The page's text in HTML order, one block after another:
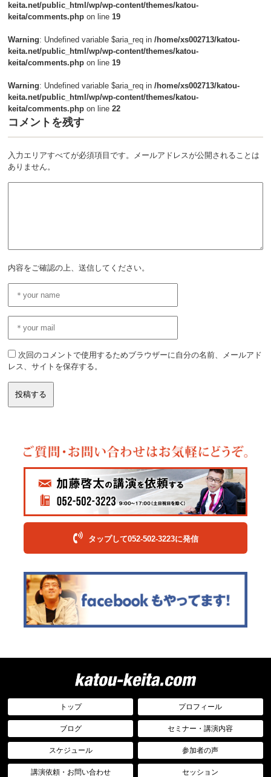
keita.net/public_html/wp/wp-content/themes/katou-
keita/comments.php on line19
Warning: Undefined variable $aria_req in/home/xs002713/katou-
keita.net/public_html/wp/wp-content/themes/katou-
keita/comments.php on line19
Warning: Undefined variable $aria_req in/home/xs002713/katou-
keita.net/public_html/wp/wp-content/themes/katou-
keita/comments.php on line22
コメントを残す
入力エリアすべてが必須項目です。メールアドレスが公開されることは
ありません。
内容をご確認の上、送信してください。
次回のコメントで使用するためブラウザーに自分の名前、メールアド
レス、サイトを保存する。
タップして052-502-3223に発信
トップ プロフィール
ブログ セミナー・講演内容
スケジュール 参加者の声
講演依頼・お問い合わせ セッション